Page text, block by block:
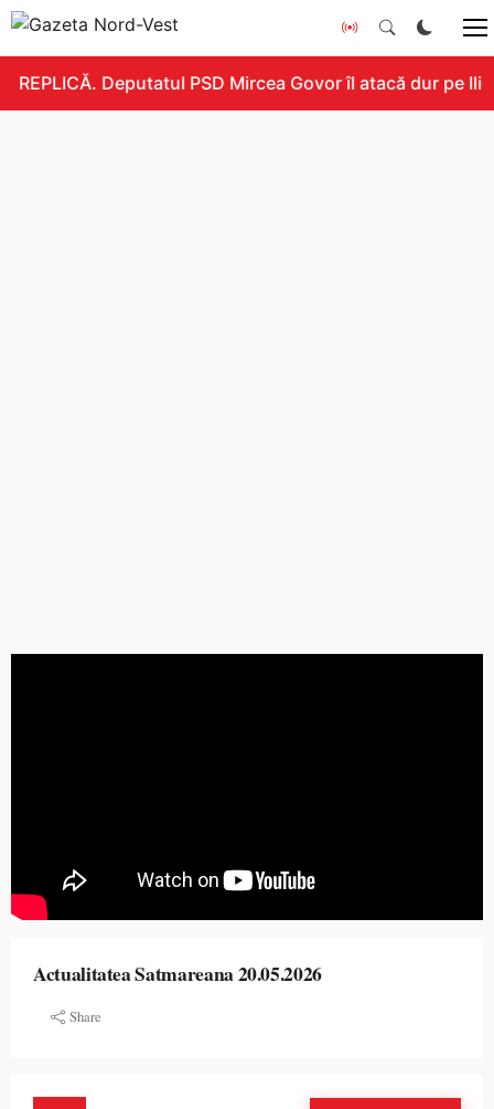
REPLICĂ. Deputatul PSD Mircea Govor îl atacă dur pe
Actualitatea Satmareana 20.05.2026
Share